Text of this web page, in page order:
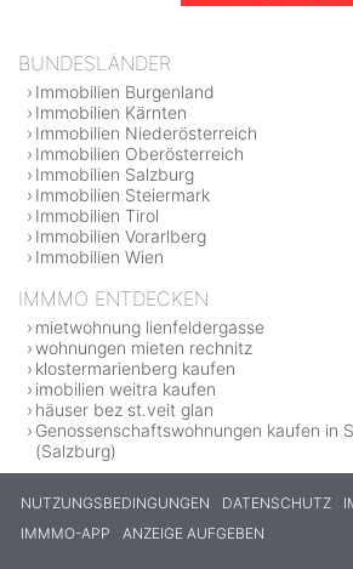
BUNDESLÄNDER
Immobilien Burgenland
Immobilien Kärnten
Immobilien Niederösterreich
Immobilien Oberösterreich
Immobilien Salzburg
Immobilien Steiermark
Immobilien Tirol
Immobilien Vorarlberg
Immobilien Wien
IMMMO ENTDECKEN
mietwohnung lienfeldergasse
wohnungen mieten rechnitz
klostermarienberg kaufen
imobilien weitra kaufen
häuser bez st.veit glan
Genossenschaftswohnungen kaufen in
(Salzburg)
NUTZUNGSBEDINGUNGEN DATENSCHUTZ
IMMMO-APP
ANZEIGE AUFGEBEN